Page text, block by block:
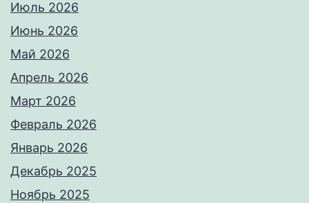
Июль 2026
Июнь 2026
Май 2026
Апрель 2026
Март 2026
Февраль 2026
Январь 2026
Декабрь 2025
Ноябрь 2025